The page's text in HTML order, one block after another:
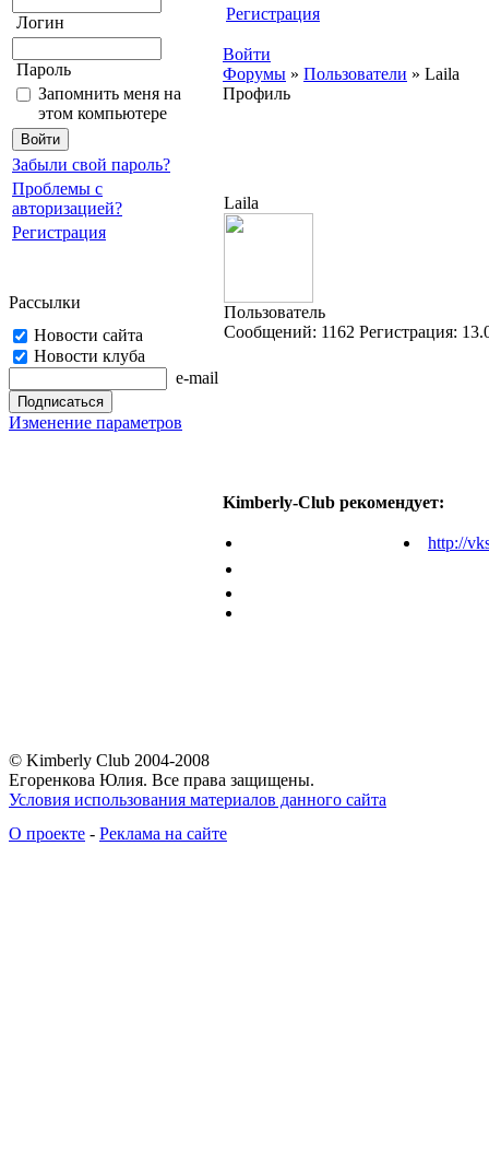
Логин
Пароль
Запомнить меня на
этом компьютере
Забыли свой пароль?
Проблемы с
авторизацией?
Регистрация
Рассылки
Новости сайта
Новости клуба
e-mail
Изменение параметров
Регистрация
Войти
Форумы » Пользователи » Laila
Профиль
Laila
Пользователь
Cообщений: 1162 Регистрация:
Kimberly-Club рекомендует:
http://
© Kimberly Club 2004-2008
Егоренкова Юлия. Все права защищены.
Условия использования материалов данного сайта
О проекте - Реклама на сайте